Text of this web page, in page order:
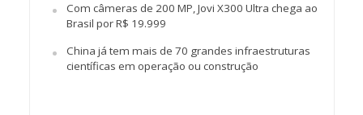
Com câmeras de 200 MP, Jovi X300 Ultra chega ao
Brasil por R$ 19.999
China já tem mais de 70 grandes infraestruturas
científicas em operação ou construção